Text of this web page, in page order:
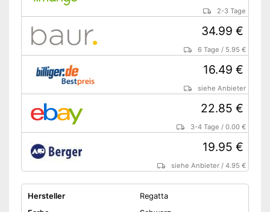
2-3 Tage
34.99 €
6 Tage / 5.95 €
16.49 €
siehe Anbieter
22.85 €
3-4 Tage /0.00 €
19.95 €
siehe Anbieter /4.95 €
Hersteller
Regatta